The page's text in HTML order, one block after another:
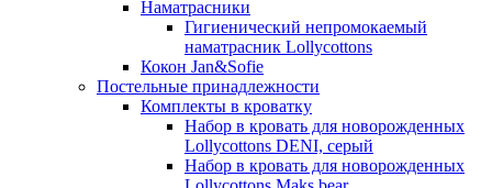
Наматрасники
Гигиенический непромокаемый
наматрасник Lollycottons
Кокон Jan&Sofie
Постельные принадлежности
Комплекты в кроватку
Набор в кровать для новорожденных
Lollycottons DENI, серый
Набор в кровать для новорожденных